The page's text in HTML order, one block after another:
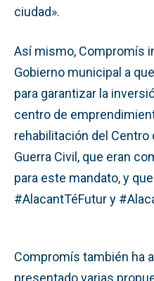
ciudad».
Así mismo, Compromís
Gobierno municipal a
para garantizar la
centro de
rehabilitación del
Guerra Civil, que eran
para este mandato, y
#AlacantTéFutur y
Compromís también ha
presentado varias